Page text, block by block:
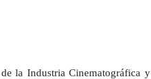
la Industria Cinematográfica y